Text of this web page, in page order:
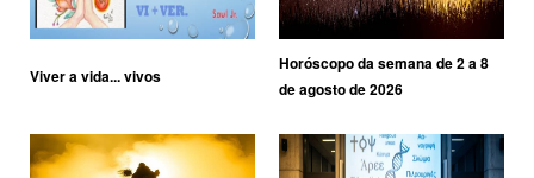
Viver a vida... vivos
Horóscopo da semana de 2 a 8
de agosto de 2026